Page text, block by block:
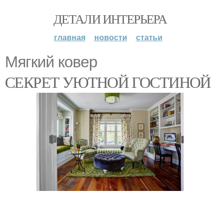
ДЕТАЛИ ИНТЕРЬЕРА
главная новости статьи
Мягкий ковер
СЕКРЕТ УЮТНОЙ ГОСТИНОЙ